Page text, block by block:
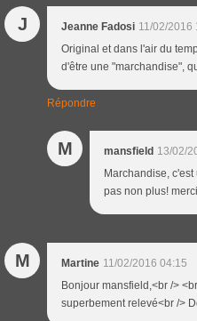
J Jeanne Fadosi 11/02/2016
Original et dans l'air du
d'être une "marchandise",
Répondre
M mansfield 13/02/
Marchandise,
pas non plus!
M Martine 11/02/2016 04:15
Bonjour mansfield,<br />
superbement relevé<br />